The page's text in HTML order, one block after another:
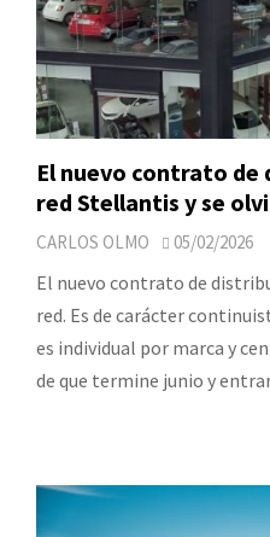
El nuevo contrato
red Stellantis y se
CARLOS OLMO 05/02/2026
El nuevo contrato de
red. Es de carácter
es individual por marca y
de que termine junio y